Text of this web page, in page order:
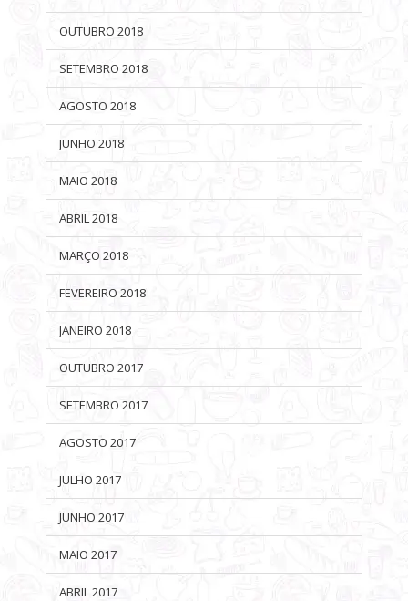
OUTUBRO 2018
SETEMBRO 2018
AGOSTO 2018
JUNHO 2018
MAIO 2018
ABRIL 2018
MARÇO 2018
FEVEREIRO 2018
JANEIRO 2018
OUTUBRO 2017
SETEMBRO 2017
AGOSTO 2017
JULHO 2017
JUNHO 2017
MAIO 2017
ABRIL 2017